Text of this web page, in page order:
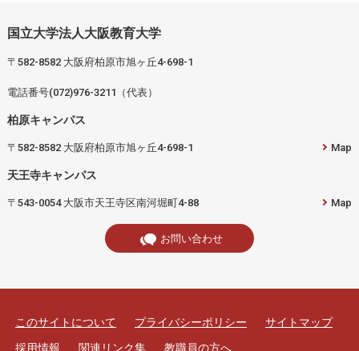
国立大学法人大阪教育大学
〒582-8582 大阪府柏原市旭ヶ丘4-698-1
電話番号(072)976-3211（代表）
柏原キャンパス
〒582-8582 大阪府柏原市旭ヶ丘4-698-1 Map
天王寺キャンパス
〒543-0054 大阪市天王寺区南河堀町4-88 Map
お問い合わせ
このサイトについて プライバシーポリシー
サイトマップ
採用情報
関連リンク集 教職員の方へ